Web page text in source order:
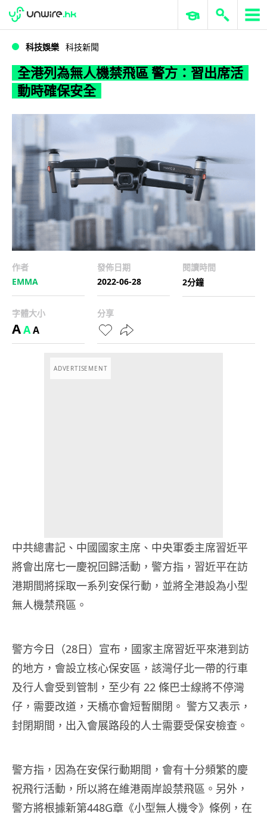
WWDC 2026 ERP 與商業 AI
科技娛樂 科技新聞
全港列為無人機禁飛區 警方：習出席活
動時確保安全
作者
EMMA
發佈日期
2022-06-28
閱讀時間
2分鐘
字體大小
AAA
分享
ADVERTISEMENT
中共總書記、中國國家主席、中央軍委主席習近平
將會出席七一慶祝回歸活動，警方指，習近平在訪
港期間將採取一系列安保行動，並將全港設為小型
無人機禁飛區。
警方今日（28日）宣布，國家主席習近平來港到訪
的地方，會設立核心保安區，該灣仔北一帶的行車
及行人會受到管制，至少有 22 條巴士線將不停灣
仔，需要改道，天橋亦會短暫關閉。 警方又表示，
封閉期間，出入會展路段的人士需要受保安檢查。
警方指，因為在安保行動期間，會有十分頻繁的慶
祝飛行活動，所以將在維港兩岸設禁飛區。另外，
警方將根據新第448G章《小型無人機令》條例，在